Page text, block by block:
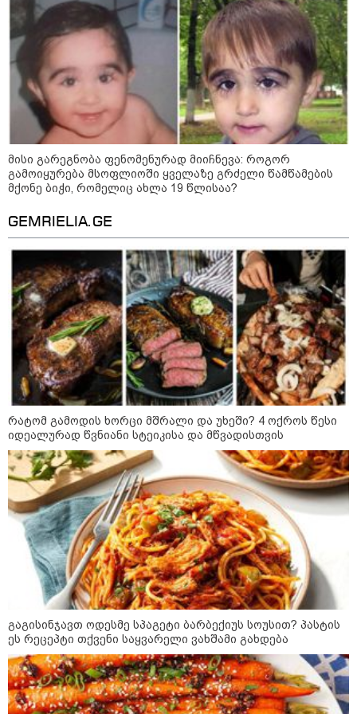
"ჩვენთვის ეს ეგზოტიკაა, ჩვენს
სტუმრებს ასე ვუხსნით - ბევრი
სანთელი, ეგზოტიკა და
რომანტიკული საღამოები" -
შალვა ალავერდაშვილი
ელექტროენერგიის გათიშვებზე
კატეგორიის ყველა სიახლე
მესამედ: საბოტაჟი, ტექნიკური
ხარვეზი თუ
არაპროფესიონალიზმი?! -
სანდრო თვალჭრელიძის ანალიზი
ჩაკეტილი „პოლიტიკური
სამკუთხედი“ - კულუარული
თამაშები, რომლებიც დიდი
სისხლის ფასად ჯდება
„ოქტომბრისთვის საქართველოს
არჩევანის გაკეთება მოუწევს...
„ორ სკამზე ჯდომის“
შესაძლებლობა შეიძლება
დასრულდეს“ - მირიან
მირიანაშვილის ანალიზი
ჯარისკაცი, რომელიც 29 წელი
იბრძოდა, რადგან ომის
დამთავრების არ სჯეროდა...
მეცნიერება
მისი გარეგნობა ფენომენურად მიიჩნევა: როგორ
გამოიყურება მსოფლიოში ყველაზე გრძელი წამწამების
მქონე ბიჭი, რომელიც ახლა 19 წლისაა?
GEMRIELIA.GE
რატომ გამოდის ხორცი მშრალი და უხეში? 4 ოქროს წესი
იდეალურად წვნიანი სტეიკისა და მწვადისთვის
გაგისინჯავთ ოდესმე სპაგეტი ბარბექიუს სოუსით? პასტის
ეს რეცეპტი თქვენი საყვარელი ვახშამი გახდება